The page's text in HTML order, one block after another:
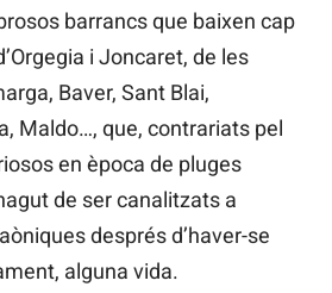
barrancs que baixen cap
i Joncaret, de les
Baver, Sant Blai,
Maldo…, que, contrariats pel
en època de pluges
de ser canalitzats a
després d’haver-se
alguna vida.